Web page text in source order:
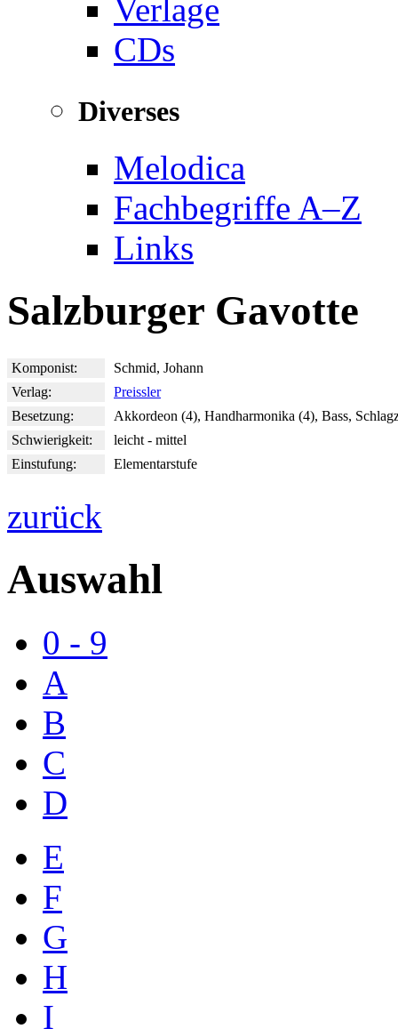
Verlage
CDs
Diverses
Melodica
Fachbegriffe A–Z
Links
Salzburger Gavotte
Komponist:
Schmid, Johann
Verlag:
Preissler
Besetzung:
Akkordeon (4), Handharmonika (4), Bass,
Schwierigkeit:
leicht - mittel
Einstufung:
Elementarstufe
zurück
Auswahl
0 - 9
A
B
C
D
E
F
G
H
I